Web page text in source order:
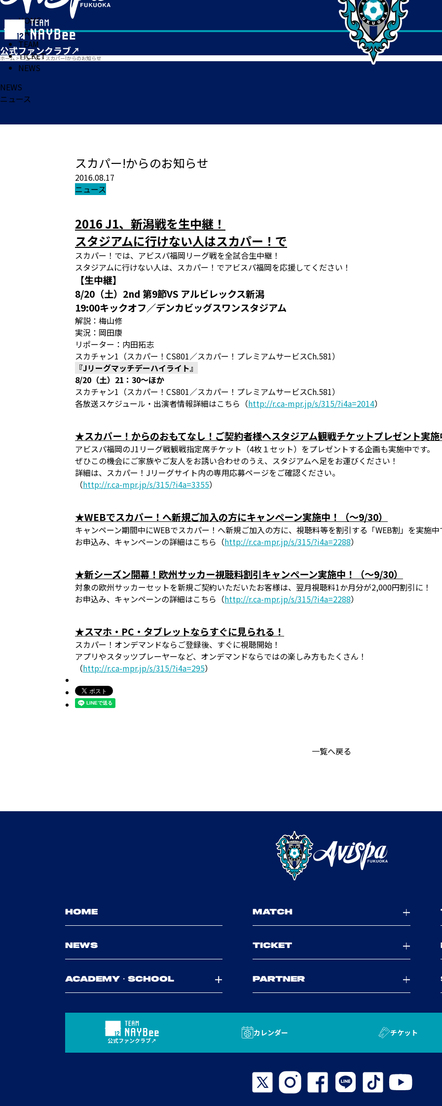
HOME
MATCH
TEAM
TICKET
NEWS
ホーム > ニュース> スカパー!からのお知らせ
NEWS
ニュース
スカパー!からのお知らせ
2016.08.17
ニュース
2016 J1、新潟戦を生中継！
スタジアムに行けない人はスカパー！で
スカパー！では、アビスパ福岡リーグ戦を全試合生中継！
スタジアムに行けない人は、スカパー！でアビスパ福岡を応援してください！
【生中継】
8/20（土）2nd 第9節VS アルビレックス新潟
19:00キックオフ／デンカビッグスワンスタジアム
解説：梅山修
実況：岡田康
リポーター：内田拓志
スカチャン1（スカパー！CS801／スカパー！プレミアムサービスCh.581）
『Jリーグマッチデーハイライト』
8/20（土）21：30～ほか
スカチャン1（スカパー！CS801／スカパー！プレミアムサービスCh.581）
各放送スケジュール・出演者情報詳細はこちら（http://r.ca-mpr.jp/s/315/?i4a=2014）
★スカパー！からのおもてなし！ご契約者様へスタジアム観戦チケットプレゼント実
アビスパ福岡のJ1リーグ戦観戦指定席チケット（4枚１セット）をプレゼントする企画も実施中です。
ぜひこの機会にご家族やご友人をお誘い合わせのうえ、スタジアムへ足をお運びください！
詳細は、スカパー！Jリーグサイト内の専用応募ページをご確認ください。
（http://r.ca-mpr.jp/s/315/?i4a=3355）
★WEBでスカパー！へ新規ご加入の方にキャンペーン実施中！（～9/30）
キャンペーン期間中にWEBでスカパー！へ新規ご加入の方に、視聴料等を割引する「WEB割」を実施
お申込み、キャンペーンの詳細はこちら（http://r.ca-mpr.jp/s/315/?i4a=2288）
★新シーズン開幕！欧州サッカー視聴料割引キャンペーン実施中！（～9/30）
対象の欧州サッカーセットを新規ご契約いただいたお客様は、翌月視聴料1か月分が2,000円割引に！
お申込み、キャンペーンの詳細はこちら（http://r.ca-mpr.jp/s/315/?i4a=2288）
★スマホ・PC・タブレットならすぐに見られる！
スカパー！オンデマンドならご登録後、すぐに視聴開始！
アプリやスタッツプレーヤーなど、オンデマンドならではの楽しみ方もたくさん！
（http://r.ca-mpr.jp/s/315/?i4a=295）
一覧へ戻る
HOME MATCH
NEWS TICKET
ACADEMY・SCHOOL PARTNER
公式ファンクラブ
カレンダー チケット